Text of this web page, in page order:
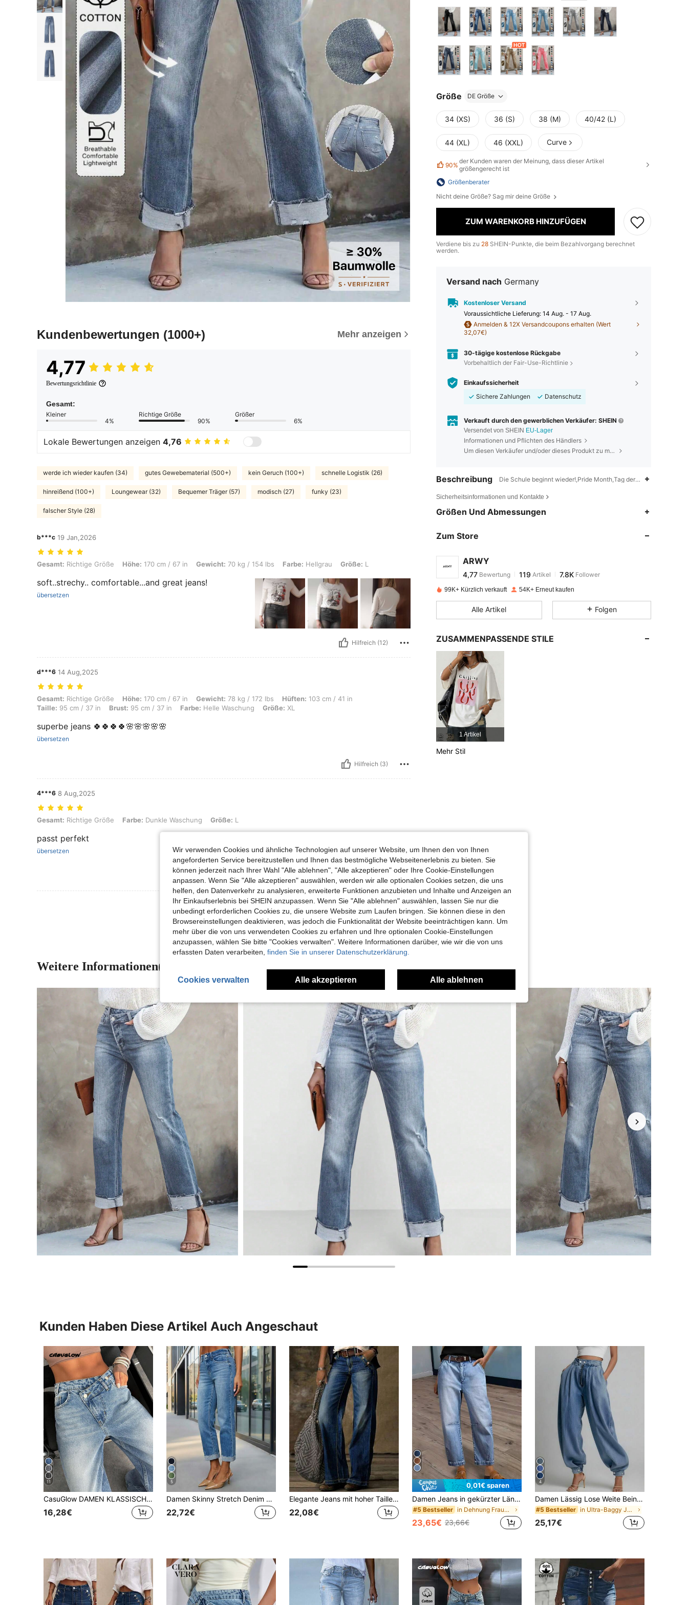
Kundenbewertungen (1000+) Mehr anzeigen
4,77
Bewertungsrichtlinie
Gesamt:
Kleiner
4%
Richtige Größe
90%
Größer
6%
Lokale Bewertungen anzeigen 4,76
werde ich wieder kaufen (34) gutes Gewebematerial (500+) kein Geruch (100+) schnelle Logistik (26)
hinreißend (100+) Loungewear (32) Bequemer Träger (57) modisch (27) funky (23)
falscher Style (28)
b***c 19 Jan,2026
Gesamt: Richtige Größe, Höhe: 170 cm / 67 in, Gewicht: 70 kg / 154 lbs, Farbe: Hellgrau, Größe: L
Gesamt: Richtige Größe Höhe: 170 cm / 67 in Gewicht: 70 kg / 154 lbs Farbe: Hellgrau Größe: L
soft..strechy.. comfortable...and great jeans!
übersetzen
Hilfreich (12)
d***6 14 Aug,2025
Gesamt: Richtige Größe, Höhe: 170 cm / 67 in, Gewicht: 78 kg / 172 lbs, Hüften: 103 cm / 41 in, Taille: 95 cm / 37 in, Brust: 95 cm / 37 in, Farbe: Helle Waschung, Größe: XL
Gesamt: Richtige Größe Höhe: 170 cm / 67 in Gewicht: 78 kg / 172 lbs Hüften: 103 cm / 41 in
Taille: 95 cm / 37 in Brust: 95 cm / 37 in Farbe: Helle Waschung Größe: XL
superbe jeans 🍀🍀🍀🍀🌸🌸🌸🌸🌸
übersetzen
Hilfreich (3)
4***6 8 Aug,2025
Gesamt: Richtige Größe, Farbe: Dunkle Waschung, Größe: L
Gesamt: Richtige Größe Farbe: Dunkle Waschung Größe: L
passt perfekt
übersetzen
Hilfreich (3)
Mehr Bewertungen Ansehen
Größe DE Größe
34 (XS) 36 (S) 38 (M) 40/42 (L)
44 (XL) 46 (XXL) Curve
90% der Kunden waren der Meinung, dass dieser Artikel
größengerecht ist
Größenberater
Nicht deine Größe? Sag mir deine Größe
ZUM WARENKORB HINZUFÜGEN
Verdiene bis zu 28 SHEIN-Punkte, die beim Bezahlvorgang berechnet
werden.
Versand nach Germany
Kostenloser Versand
Voraussichtliche Lieferung: 14 Aug. - 17 Aug.
Anmelden & 12X Versandcoupons erhalten (Wert
32,07€)
30-tägige kostenlose Rückgabe
Vorbehaltlich der Fair-Use-Richtlinie
Einkaufssicherheit
Sichere Zahlungen
Datenschutz
Verkauft durch den gewerblichen Verkäufer: SHEIN
Versendet von SHEIN EU-Lager
Informationen und Pflichten des Händlers
Um diesen Verkäufer und/oder dieses Produkt zu melden
Beschreibung Die Schule beginnt wieder!,Pride Month,Tag der
Sicherheitsinformationen und Kontakte
Größen Und Abmessungen
Zum Store
ARWY
4,77
4,77
j***nbezahltVor 1 Tag
4,77
4,77
4,77
4,77
99K+ Kürzlich verkauft 54K+ Erneut kaufen
Alle Artikel Folgen
ZUSAMMENPASSENDE STILE
1 Artikel
Mehr Stil
Weitere Informationen(7)
Kunden Haben Diese Artikel Auch Angeschaut
11
CasuGlow DAMEN KLASSISCHE HIGHWAIST WEITE BEIN MEDIUM WASH JEANS MIT ASYMMETRISCHEM BUND Y2K
16,28€
5
Damen Skinny Stretch Denim Crop Hose Lässig Frühling, Alltagskleidung Herbst
22,72€
Elegante Jeans mit hoher Taille und geradem Bein für Frauen - einfarbiger Baumwolldenim mit Knopfdetail, schmeichelhaft & bequem
22,08€
0,01€ sparen
Damen Jeans in gekürzter Länge, neue modische lässige Stretch-Jeans für den Herbst
#5 Bestseller in Dehnung Frauen Denim
23,65€ 23,66€
4
Damen Lässig Lose Weite Beine Plissierte Umschlag Dünne Denim Hose, Frühling/Herbst
#5 Bestseller in Ultra-Baggy Jeans Frauen Denim
25,17€
Wir verwenden Cookies und ähnliche Technologien auf unserer Website, um Ihnen den von Ihnen
angeforderten Service bereitzustellen und Ihnen das bestmögliche Webseitenerlebnis zu bieten. Sie
können jederzeit nach Ihrer Wahl "Alle ablehnen", "Alle akzeptieren" oder Ihre Cookie-Einstellungen
anpassen. Wenn Sie "Alle akzeptieren" auswählen, werden wir alle optionalen Cookies setzen, die uns
helfen, den Datenverkehr zu analysieren, erweiterte Funktionen anzubieten und Inhalte und Anzeigen an
Ihr Einkaufserlebnis bei SHEIN anzupassen. Wenn Sie "Alle ablehnen" auswählen, lassen Sie nur die
unbedingt erforderlichen Cookies zu, die unsere Website zum Laufen bringen. Sie können diese in den
Browsereinstellungen deaktivieren, was jedoch die Funktionalität der Website beeinträchtigen kann. Um
mehr über die von uns verwendeten Cookies zu erfahren und Ihre optionalen Cookie-Einstellungen
anzupassen, wählen Sie bitte "Cookies verwalten". Weitere Informationen darüber, wie wir die von uns
erfassten Daten verarbeiten, finden Sie in unserer Datenschutzerklärung.
Cookies verwalten Alle akzeptieren Alle ablehnen